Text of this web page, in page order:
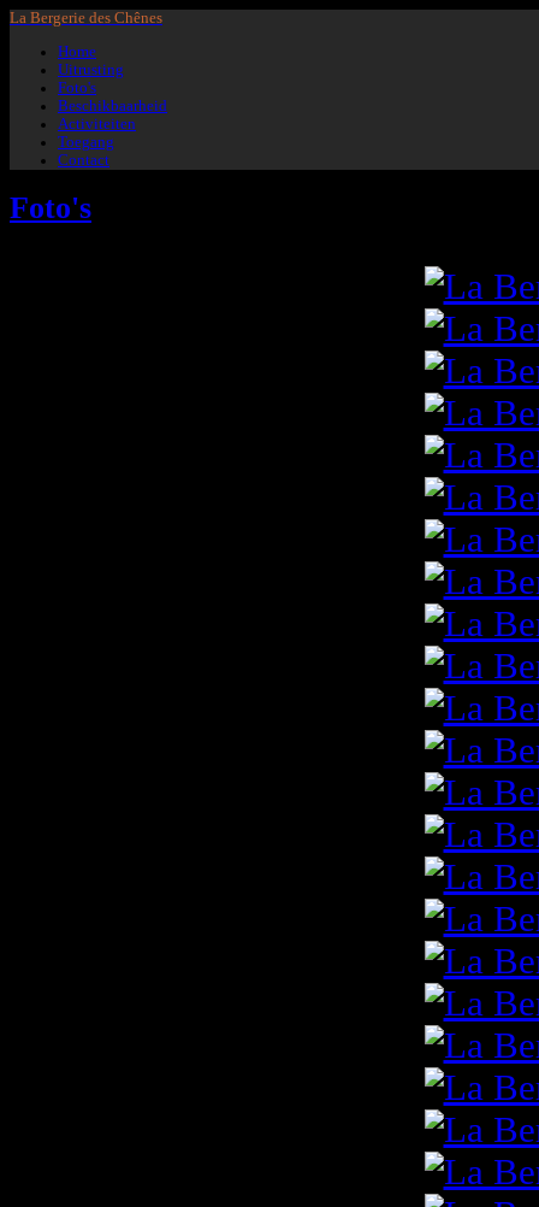
La Bergerie des Chênes
Home
Uitrusting
Foto's
Beschikbaarheid
Activiteiten
Toegang
Contact
Foto's